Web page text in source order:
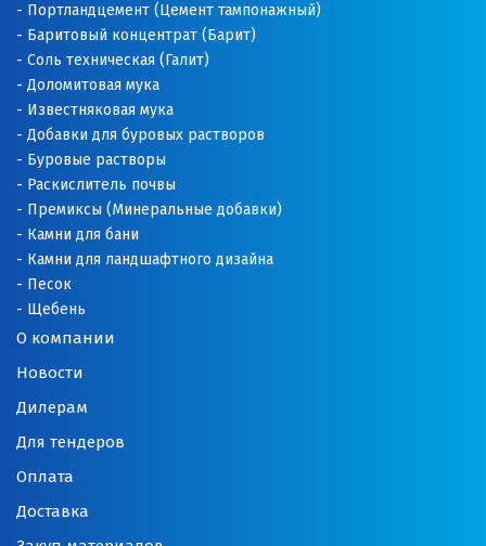
О компании
Новости
Дилерам
Для тендеров
Оплата
Доставка
Портландцемент (Цемент тампонажный)
Баритовый концентрат (Барит)
Соль техническая (Галит)
Доломитовая мука
Известняковая мука
Добавки для буровых растворов
Буровые растворы
Раскислитель почвы
Премиксы (Минеральные добавки)
Камни для бани
Камни для ландшафтного дизайна
Песок
Щебень